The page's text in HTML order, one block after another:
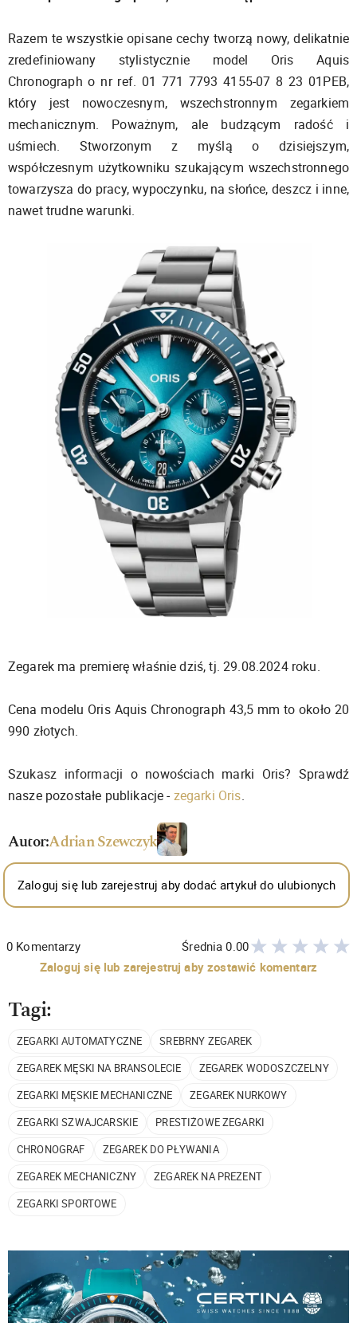
Razem te wszystkie opisane cechy tworzą nowy, delikatnie
zredefiniowany stylistycznie model Oris Aquis
Chronograph o nr ref. 01 771 7793 4155-07 8 23 01PEB,
który jest nowoczesnym, wszechstronnym zegarkiem
mechanicznym. Poważnym, ale budzącym radość i
uśmiech. Stworzonym z myślą o dzisiejszym,
współczesnym użytkowniku szukającym wszechstronnego
towarzysza do pracy, wypoczynku, na słońce, deszcz i inne,
nawet trudne warunki.
Zegarek ma premierę właśnie dziś, tj. 29.08.2024 roku.
Cena modelu Oris Aquis Chronograph 43,5 mm to około 20
990 złotych.
Szukasz informacji o nowościach marki Oris? Sprawdź
nasze pozostałe publikacje -zegarki Oris.
Autor:Adrian Szewczyk
Zaloguj się lub zarejestruj aby dodać artykuł do ulubionych
0 Komentarzy Średnia0.00
Zaloguj się lub zarejestruj aby zostawić komentarz
Tagi:
ZEGARKI AUTOMATYCZNE
SREBRNY ZEGAREK
ZEGAREK MĘSKI NA BRANSOLECIE
ZEGAREK WODOSZCZELNY
ZEGARKI MĘSKIE MECHANICZNE
ZEGAREK NURKOWY
ZEGARKI SZWAJCARSKIE
PRESTIŻOWE ZEGARKI
CHRONOGRAF
ZEGAREK DO PŁYWANIA
ZEGAREK MECHANICZNY
ZEGAREK NA PREZENT
ZEGARKI SPORTOWE